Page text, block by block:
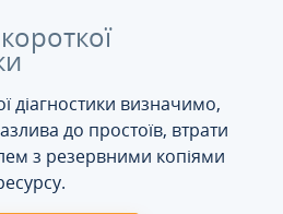
діагностики визначимо,
до простоїв, втрати
з резервними копіями